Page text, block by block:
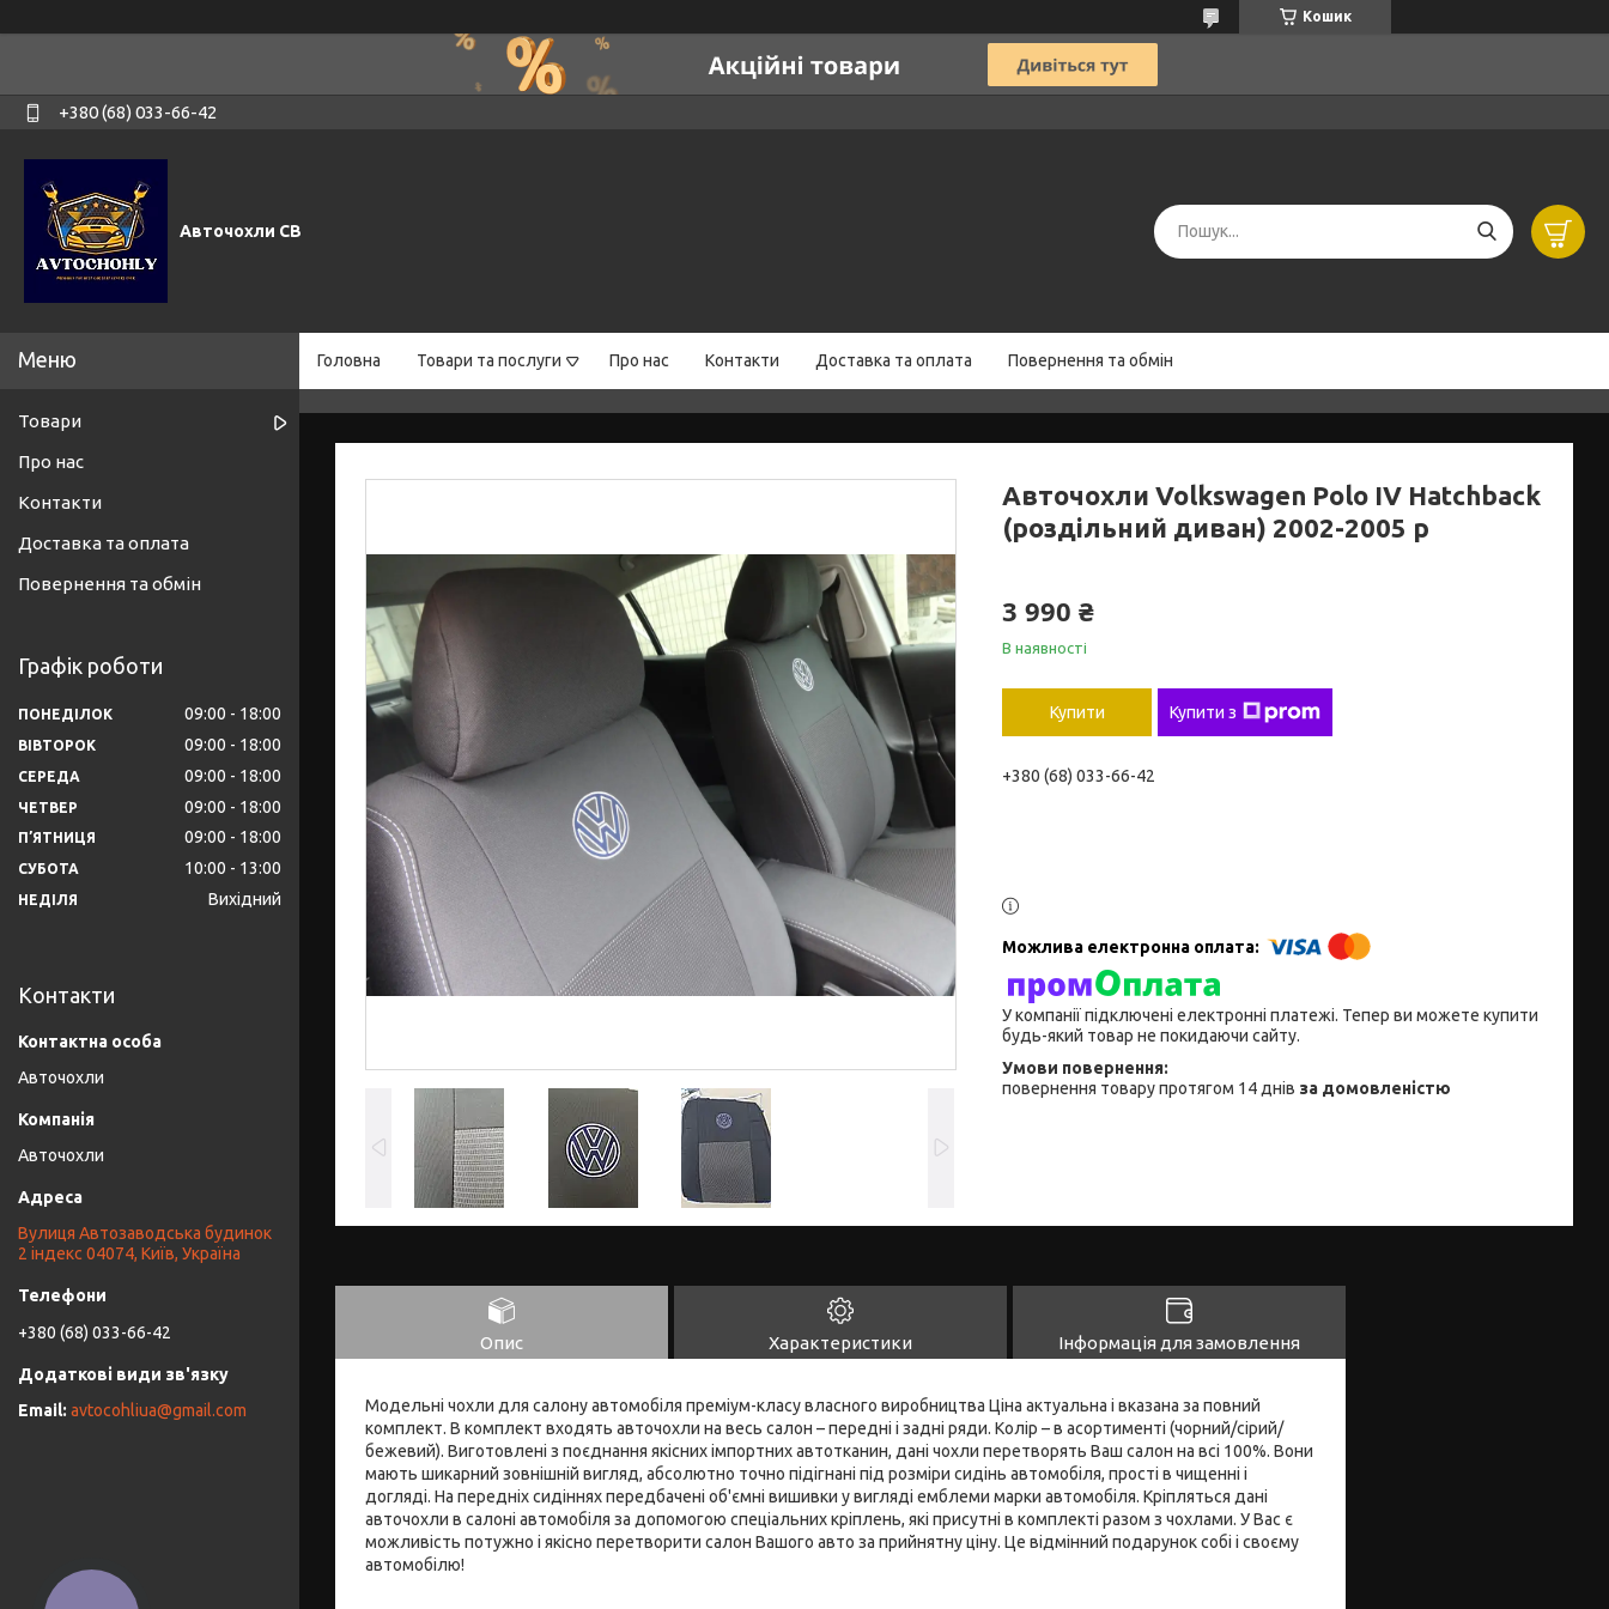
Кошик
+380 (68) 033-66-42
Авточохли СВ
Головна Товари та послуги Про нас Контакти Доставка та оплата Повернення та обмін
Авточохли Volkswagen Polo IV Hatchback
(роздільний диван) 2002-2005 р
3 990 ₴
В наявності
Купити Купити з
+380 (68) 033-66-42
У компанії підключені електронні платежі. Тепер ви можете купити
будь-який товар не покидаючи сайту.
повернення товару протягом 14 днів за домовленістю
Опис Характеристики Інформація для замовлення
Модельні чохли для салону автомобіля преміум-класу власного виробництва Ціна актуальна і вказана за повний
комплект. В комплект входять авточохли на весь салон – передні і задні ряди. Колір – в асортименті (чорний/сірий/
бежевий). Виготовлені з поєднання якісних імпортних автотканин, дані чохли перетворять Ваш салон на всі 100%. Вони
мають шикарний зовнішній вигляд, абсолютно точно підігнані під розміри сидінь автомобіля, прості в чищенні і
догляді. На передніх сидіннях передбачені об'ємні вишивки у вигляді емблеми марки автомобіля. Кріпляться дані
авточохли в салоні автомобіля за допомогою спеціальних кріплень, які присутні в комплекті разом з чохлами. У Вас є
можливість потужно і якісно перетворити салон Вашого авто за прийнятну ціну. Це відмінний подарунок собі і своєму
автомобілю!
Товари
Про нас
Контакти
Доставка та оплата
Повернення та обмін
Графік роботи
ПОНЕДІЛОК 09:00 18:00
ВІВТОРОК 09:00 18:00
СЕРЕДА 09:00 18:00
ЧЕТВЕР 09:00 18:00
ПʼЯТНИЦЯ 09:00 18:00
СУБОТА 10:00 13:00
НЕДІЛЯ Вихідний
Контакти
Авточохли
Авточохли
Вулиця Автозаводська будинок
2 індекс 04074, Київ, Україна
+380 (68) 033-66-42
avtocohliua@gmail.com